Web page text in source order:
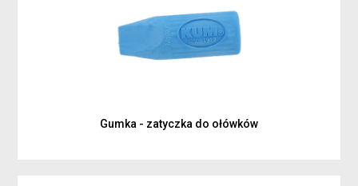
Gumka - zatyczka do ołówków